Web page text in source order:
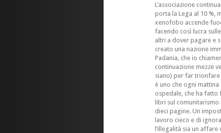
L’associazione
porta la Lega al 10 %,
xenofobo accende
facendo così lucra
altri a dover pagare e
creato una nazione
Padania, che io
continuazione mezze
siano) per far
è uno che ogni
ospedale, che ha fatto
libri sul
dieci pagine. Un
lavoro cieco e di
l’illegalità sia un